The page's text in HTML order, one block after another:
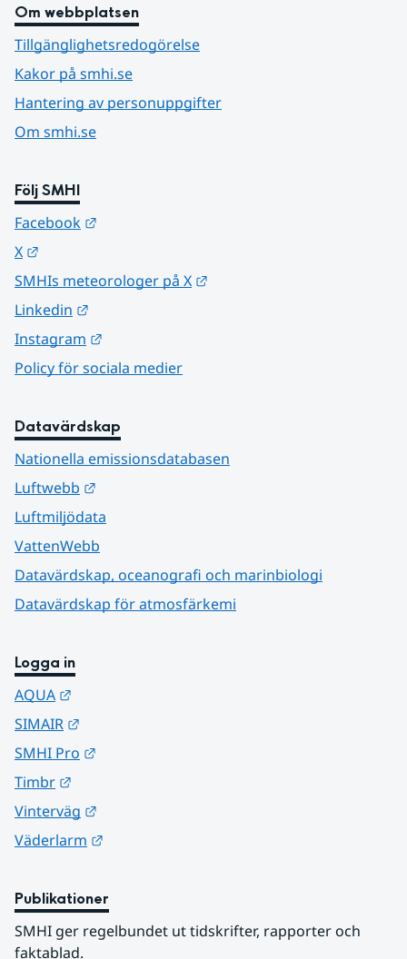
Om webbplatsen
Tillgänglighetsredogörelse
Kakor på smhi.se
Hantering av personuppgifter
Om smhi.se
Följ SMHI
Facebook
X
SMHIs meteorologer på X
Linkedin
Instagram
Policy för sociala medier
Datavärdskap
Nationella emissionsdatabasen
Luftwebb
Luftmiljödata
VattenWebb
Datavärdskap, oceanografi och marinbiologi
Datavärdskap för atmosfärkemi
Logga in
AQUA
SIMAIR
SMHI Pro
Timbr
Vinterväg
Väderlarm
Publikationer
SMHI ger regelbundet ut tidskrifter, rapporter och
faktablad.